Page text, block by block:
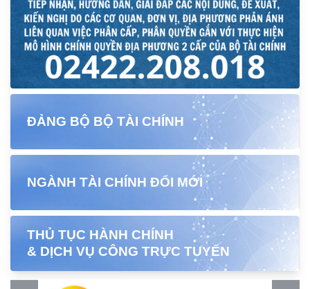
ĐẢNG BỘ BỘ TÀI CHÍNH
NGÀNH TÀI CHÍNH ĐỔI MỚI
THỦ TỤC HÀNH CHÍNH
& DỊCH VỤ CÔNG TRỰC TUYẾN